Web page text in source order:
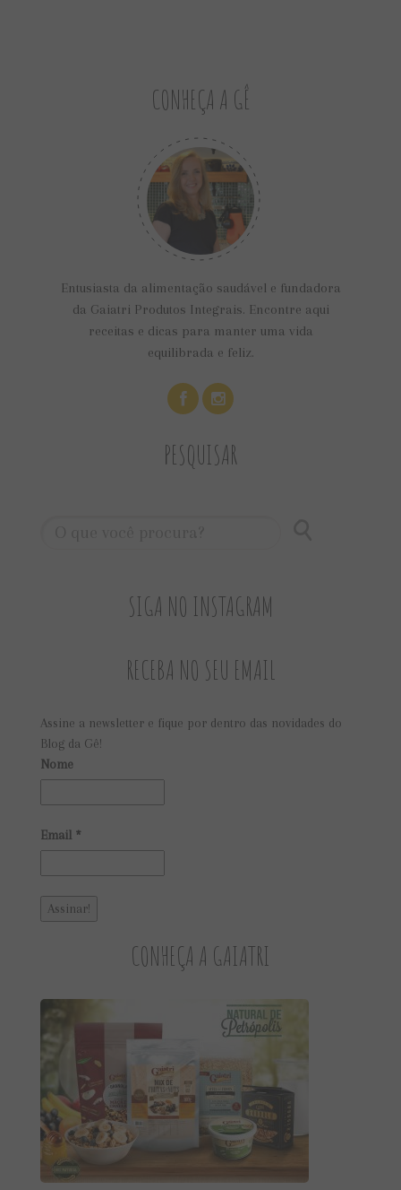
CONHEÇA A GÊ
Entusiasta da alimentação saudável e fundadora
da Gaiatri Produtos Integrais. Encontre aqui
receitas e dicas para manter uma vida
equilibrada e feliz.
PESQUISAR
SIGA NO INSTAGRAM
RECEBA NO SEU EMAIL
Assine a newsletter e fique por dentro das novidades do
Blog da Gê!
Nome
Email *
CONHEÇA A GAIATRI